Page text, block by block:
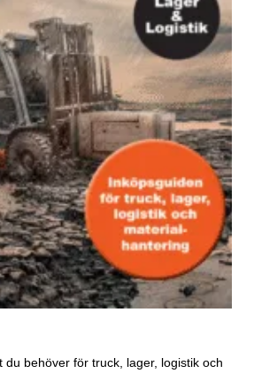
du behöver för truck, lager, logistik och